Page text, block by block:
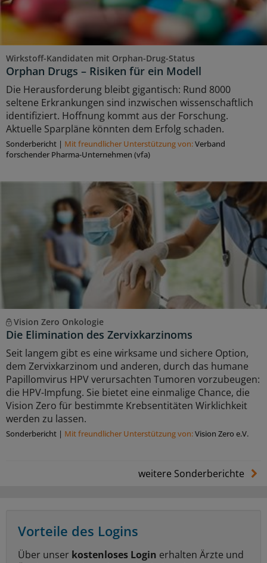
Wirkstoff-Kandidaten mit Orphan-Drug-Status
Orphan Drugs – Risiken für ein Modell
Die Herausforderung bleibt gigantisch: Rund 8000
seltene Erkrankungen sind inzwischen wissenschaftlich
identifiziert. Hoffnung kommt aus der Forschung.
Aktuelle Sparpläne könnten dem Erfolg schaden.
Sonderbericht | Mit freundlicher Unterstützung von:Verband
forschender Pharma-Unternehmen (vfa)
Vision Zero Onkologie
Die Elimination des Zervixkarzinoms
Seit langem gibt es eine wirksame und sichere Option,
dem Zervixkarzinom und anderen, durch das humane
Papillomvirus HPV verursachten Tumoren vorzubeugen:
die HPV-Impfung. Sie bietet eine einmalige Chance, die
Vision Zero für bestimmte Krebsentitäten Wirklichkeit
werden zu lassen.
Sonderbericht | Mit freundlicher Unterstützung von:Vision Zero e.V.
weitere Sonderberichte
Vorteile des Logins
Über unser kostenloses Login erhalten Ärzte und